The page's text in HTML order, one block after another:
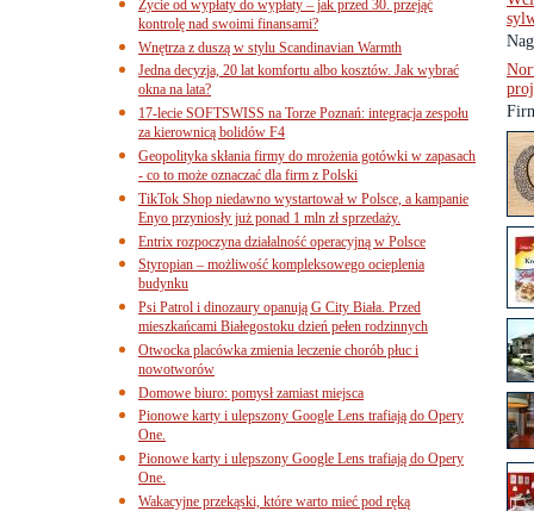
Życie od wypłaty do wypłaty – jak przed 30. przejąć
kontrolę nad swoimi finansami?
Wnętrza z duszą w stylu Scandinavian Warmth
Jedna decyzja, 20 lat komfortu albo kosztów. Jak wybrać
okna na lata?
17-lecie SOFTSWISS na Torze Poznań: integracja zespołu
za kierownicą bolidów F4
Geopolityka skłania firmy do mrożenia gotówki w zapasach
- co to może oznaczać dla firm z Polski
TikTok Shop niedawno wystartował w Polsce, a kampanie
Enyo przyniosły już ponad 1 mln zł sprzedaży.
Entrix rozpoczyna działalność operacyjną w Polsce
Styropian – możliwość kompleksowego ocieplenia
budynku
Psi Patrol i dinozaury opanują G City Biała. Przed
mieszkańcami Białegostoku dzień pełen rodzinnych
Otwocka placówka zmienia leczenie chorób płuc i
nowotworów
Domowe biuro: pomysł zamiast miejsca
Pionowe karty i ulepszony Google Lens trafiają do Opery
One.
Pionowe karty i ulepszony Google Lens trafiają do Opery
One.
Wakacyjne przekąski, które warto mieć pod ręką